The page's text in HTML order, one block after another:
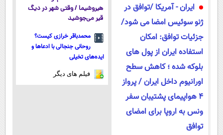
ايران - آمریکا /توافق در
ژنو سوئیس امضا می شود/
جزئیات توافق: امکان
استفاده ایران از پول های
بلوکه شده ؛ کاهش سطح
اورانیوم داخل ایران / پرواز
4 هواپیمای پشتیبان سفر
ونس به اروپا برای امضای
توافق
هیروشیما / وقتی شهر در دیگ
قیر می‌جوشید
محمدباقر خرازی کیست؟
روحانی جنجالی با ادعاها و
ایده‌های تخیلی
فیلم های دیگر